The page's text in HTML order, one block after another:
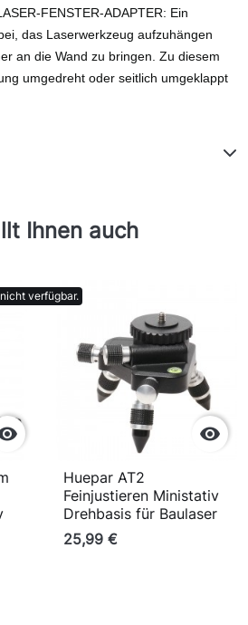
FENSTER-ADAPTER: Ein
das Laserwerkzeug aufzuhängen
an die Wand zu bringen. Zu diesem
umgedreht oder seitlich umgeklappt
Ihnen auch
verfügbar.

Huepar AT2
Feinjustieren Ministativ
Drehbasis für Baulaser
25,99 €